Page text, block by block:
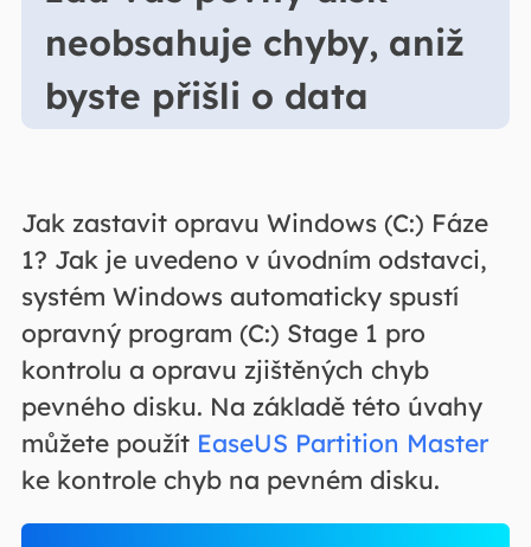
neobsahuje chyby, aniž
byste přišli o data
Jak zastavit opravu Windows (C:) Fáze
1? Jak je uvedeno v úvodním odstavci,
systém Windows automaticky spustí
opravný program (C:) Stage 1 pro
kontrolu a opravu zjištěných chyb
pevného disku. Na základě této úvahy
můžete použít EaseUS Partition Master
ke kontrole chyb na pevném disku.